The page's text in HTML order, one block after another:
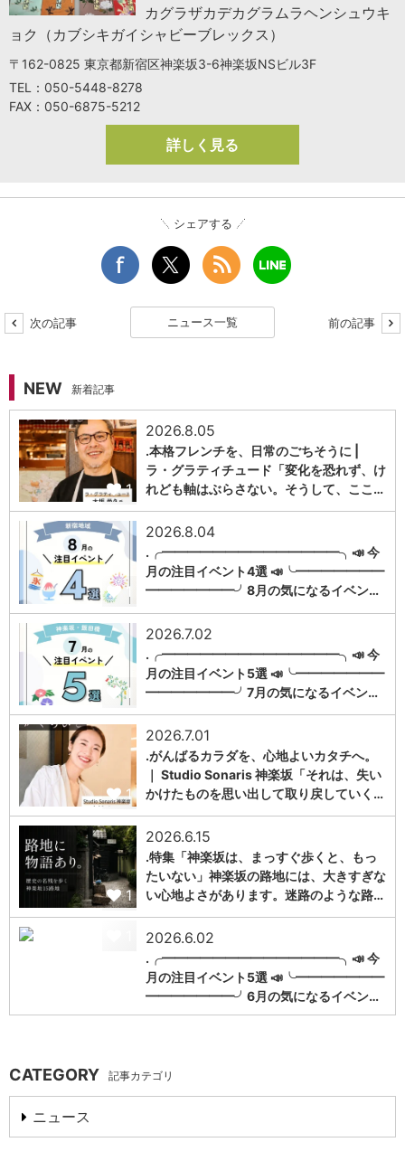
カグラザカデカグラムラヘンシュウキ
ョク（カブシキガイシャビーブレックス）
〒162-0825 東京都新宿区神楽坂3-6神楽坂NSビル3F
TEL：050-5448-8278
FAX：050-6875-5212
詳しく見る
シェアする
次の記事 ニュース一覧 前の記事
NEW 新着記事
1
2026.8.05
.本格フレンチを、日常のごちそうに |
ラ・グラティチュード「変化を恐れず、け
れども軸はぶらさない。そうして、ここ…
1
2026.8.04
.╭━━━━━━━━━━━━━━╮📣 今
月の注目イベント4選 📣╰━━━━━━━
━━━━━━━╯8月の気になるイベン…
1
2026.7.02
.╭━━━━━━━━━━━━━━╮📣 今
月の注目イベント5選 📣╰━━━━━━━
━━━━━━━╯7月の気になるイベン…
1
2026.7.01
.がんばるカラダを、心地よいカタチへ。
｜ Studio Sonaris 神楽坂「それは、失い
かけたものを思い出して取り戻していく…
1
2026.6.15
.特集「神楽坂は、まっすぐ歩くと、もっ
たいない」神楽坂の路地には、大きすぎな
い心地よさがあります。迷路のような路…
2026.6.02
.╭━━━━━━━━━━━━━━╮📣 今
月の注目イベント5選 📣╰━━━━━━━
━━━━━━━╯6月の気になるイベン…
CATEGORY 記事カテゴリ
ニュース